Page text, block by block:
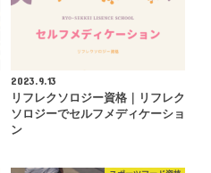
2023.9.13
リフレクソロジー資格｜リフレク
ソロジーでセルフメディケーショ
ン